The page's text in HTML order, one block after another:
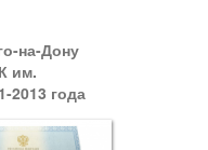
на-Дону
им.
2013 года